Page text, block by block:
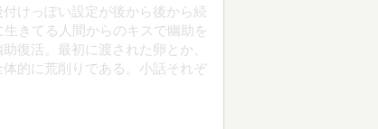
けっぽい設定が後から後から続
きてる人間からのキスで幽助を
復活。最初に渡された卵とか、
的に荒削りである。小話それぞ